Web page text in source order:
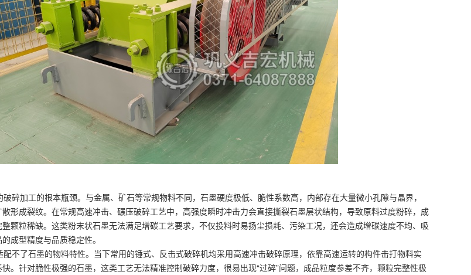
碎加工的根本瓶颈。与金属、矿石等常规物料不同，石墨硬度极低、脆性系数高，内部存在大量微小孔隙与晶界，
形成裂纹。在常规高速冲击、碾压破碎工艺中，高强度瞬时冲击力会直接撕裂石墨层状结构，导致原料过度粉碎，成
颗粒稀缺。这类粉末状石墨无法满足增碳工艺要求，不仅投料时易扬尘损耗、污染工况，还会造成增碳速度不均、吸
成型精度与品质稳定性。
不了石墨的物料特性。当下常用的锤式、反击式破碎机均采用高速冲击破碎原理，依靠高速运转的构件击打物料实
。针对脆性极强的石墨，这类工艺无法精准控制破碎力度，很易出现“过碎”问题，成品粒度参差不齐，颗粒完整性极